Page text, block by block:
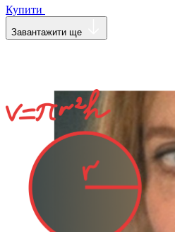
Купити
Завантажити ще